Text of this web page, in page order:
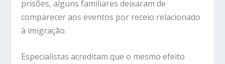
prisões, alguns familiares deixaram de
comparecer aos eventos por receio relacionado
à imigração.
Especialistas acreditam que o mesmo efeito